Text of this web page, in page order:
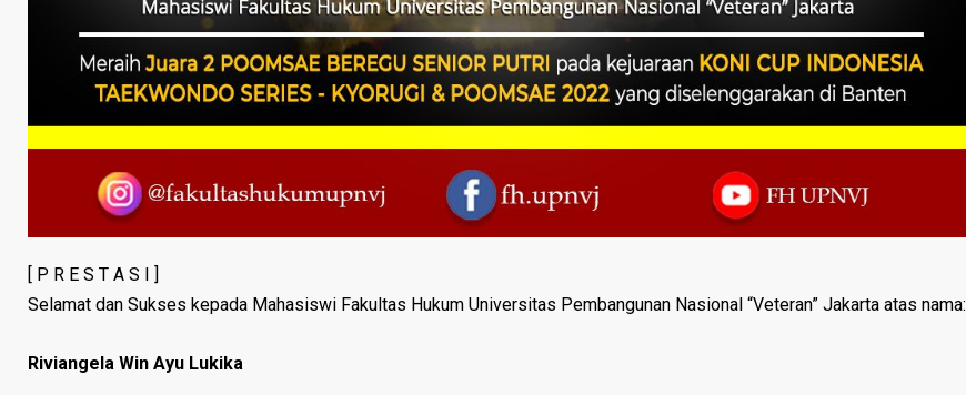
[ P R E S T A S I ]
Selamat dan Sukses kepada Mahasiswi Fakultas Hukum Universitas Pembangunan Nasional “Veteran” Jakarta atas nama:
Riviangela Win Ayu Lukika